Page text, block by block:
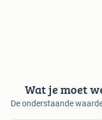
Wat je moet
De onderstaande